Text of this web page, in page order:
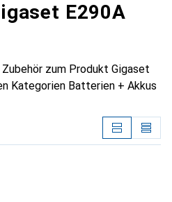
E290A
zum Produkt Gigaset
Kategorien Batterien + Akkus